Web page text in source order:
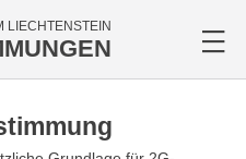
LIECHTENSTEIN